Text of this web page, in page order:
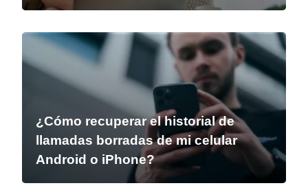
¿Cómo recuperar el historial de
llamadas borradas de mi celular
Android o iPhone?